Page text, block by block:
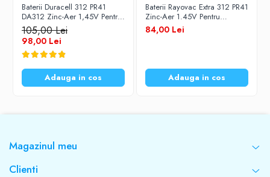
Baterii Duracell 312 PR41
DA312 Zinc-Aer 1,45V Pentru
Aparate Auditive Set 60
Baterii
105,00 Lei
98,00 Lei
Adauga in cos
Baterii Rayovac Extra 312 PR41
Zinc-Aer 1.45V Pentru
Aparate Auditive Set 60
Baterii
84,00 Lei
Adauga in cos
Magazinul meu
Clienti